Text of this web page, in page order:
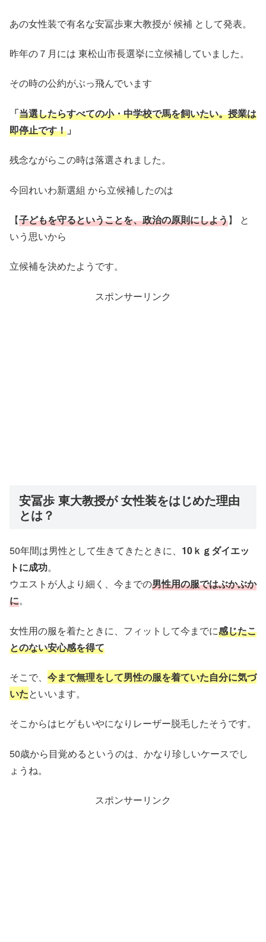
あの女性装で有名な安冨歩東大教授が 候補 として発表。
昨年の７月には 東松山市長選挙に立候補していました。
その時の公約がぶっ飛んでいます
「当選したらすべての小・中学校で馬を飼いたい。授業は
即停止です！ 」
残念ながらこの時は落選されました。
今回れいわ新選組 から立候補したのは
【子どもを守るということを、政治の原則にしよう】 と
いう思いから
立候補を決めたようです。
スポンサーリンク
安冨歩 東大教授が 女性装をはじめた理由
とは？
50年間は男性として生きてきたときに、 10ｋｇダイエッ
トに成功。
ウエストが人より細く、今までの男性用の服ではぶかぶか
に。
女性用の服を着たときに、フィットして今までに感じたこ
とのない安心感を得て
そこで、 今まで無理をして男性の服を着ていた自分に気づ
いたといいます。
そこからはヒゲもいやになりレーザー脱毛したそうです。
50歳から目覚めるというのは、かなり珍しいケースでし
ょうね。
スポンサーリンク